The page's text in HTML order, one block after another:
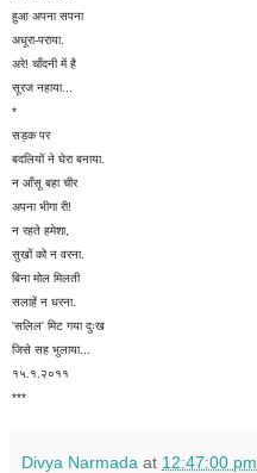
हुआ अपना सपना
अधूरा-पराया.
अरे! चाँदनी में है
सूरज नहाया...
*
सड़क पर
बदलियों ने घेरा बनाया.
न आँसू बहा चीर
अपना भीगा री!
न रहते हमेशा,
सुखों को न वरना.
बिना मोल मिलती
सलाहें न धरना.
'सलिल' मिट गया दुःख
जिसे सह भुलाया...
१५.१.२०११
***
Divya Narmada at 12:47:00 pm